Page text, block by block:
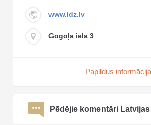
www.ldz.lv
Gogoļa iela 3
Papildus informācija
Pēdējie komentāri